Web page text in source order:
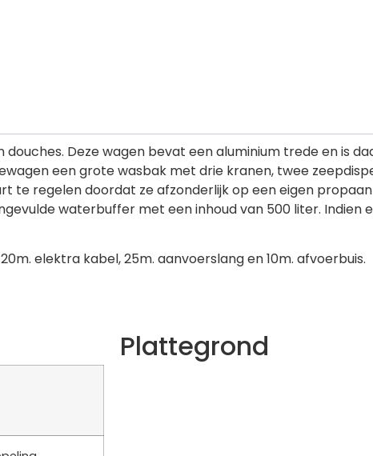
Deze wagen bevat een aluminium trede en is
een grote wasbak met drie kranen, twee
te regelen doordat ze afzonderlijk op een eigen
waterbuffer met een inhoud van 500 liter. Indien
elektra kabel, 25m. aanvoerslang en 10m. afvoerbuis.
Plattegrond